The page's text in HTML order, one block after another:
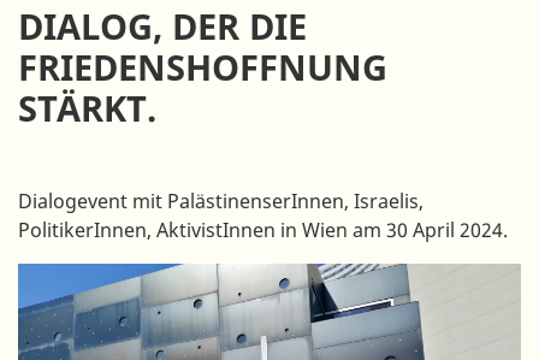
DIALOG, DER DIE
FRIEDENSHOFFNUNG
STÄRKT.
Dialogevent mit PalästinenserInnen, Israelis,
PolitikerInnen, AktivistInnen in Wien am 30 April 2024.